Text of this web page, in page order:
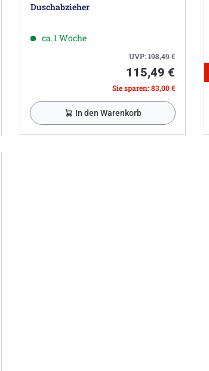
Duschabzieher
ca. 1 Woche
UVP:198,49€
115,49 €
Sie sparen: 83,00 €
In den Warenkorb